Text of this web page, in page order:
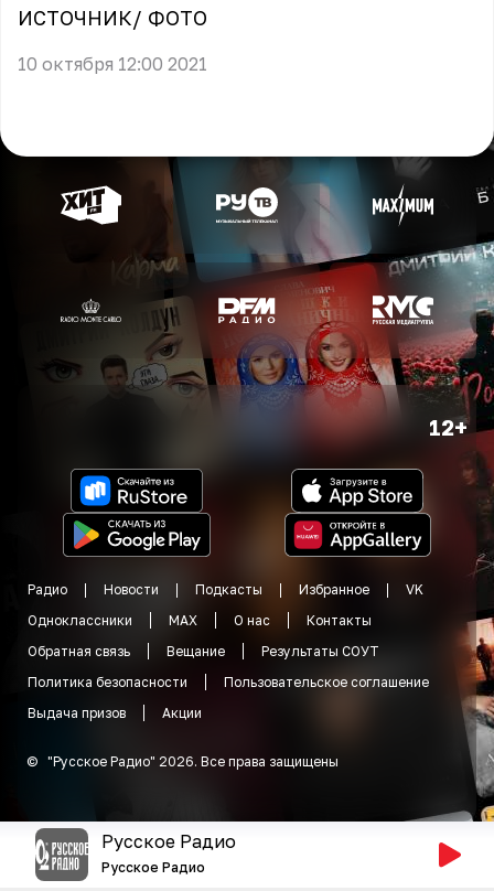
ИСТОЧНИК/ ФОТО
10 октября 12:00 2021
12+
Радио Новости Подкасты Избранное
VK
Одноклассники
MAX О нас
Контакты
Обратная связь
Вещание
Результаты СОУТ
Политика безопасности
Пользовательское соглашение
Выдача призов
Акции
© "Русское Радио" 2026. Все права защищены
Русское Радио
Русское Радио